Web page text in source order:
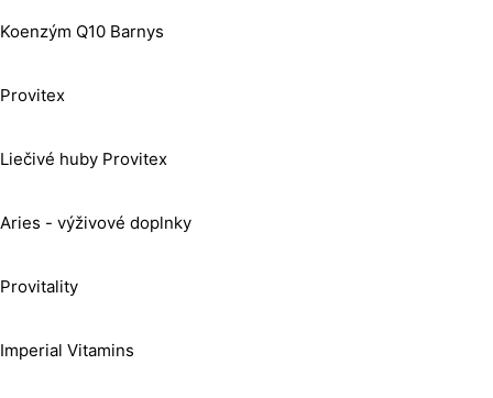
Koenzým Q10 Barnys
Provitex
Liečivé huby Provitex
Aries - výživové doplnky
Provitality
Imperial Vitamins